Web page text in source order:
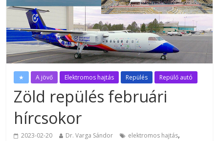
★ A jövő Elektromos hajtás Repülés Repülő autó
Zöld repülés februári
hírcsokor
2023-02-20 Dr. Varga Sándor elektromos hajtás,